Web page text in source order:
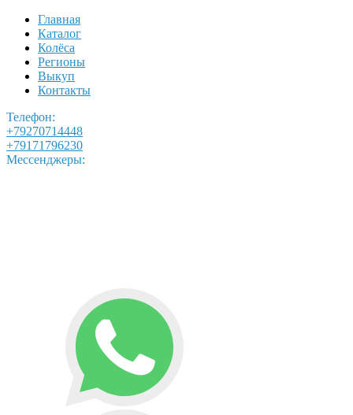
Главная
Каталог
Колёса
Регионы
Выкуп
Контакты
Телефон:
+79270714448
+79171796230
Мессенджеры: